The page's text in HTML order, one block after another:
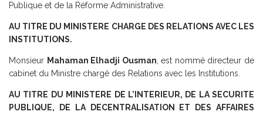
Publique et de la Réforme Administrative.
AU TITRE DU MINISTERE CHARGE DES RELATIONS AVEC LES
INSTITUTIONS.
Monsieur Mahaman Elhadji Ousman , est nommé directeur de
cabinet du Ministre chargé des Relations avec les Institutions.
AU TITRE DU MINISTERE DE L’INTERIEUR, DE LA SECURITE
PUBLIQUE, DE LA DECENTRALISATION ET DES AFFAIRES